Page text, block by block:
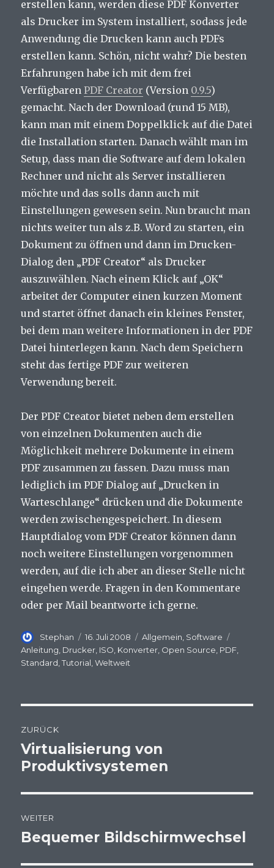
erstellen kann, werden diese PDF Konverter
als Drucker im System installiert, sodass jede
Anwendung die Drucken kann auch PDFs
erstellen kann. Schön, nicht wahr? Die besten
Erfahrungen habe ich mit dem frei
VerfügbarenPDF Creator (Version 0.9.5)
gemacht. Nach der Download (rund 15 MB),
kann man mit einem Doppelklick auf die Datei
die Installation starten. Danach wählt man im
Setup, dass man die Software auf dem lokalen
Rechner und nicht als Server installieren
möchte und das solls dann auch mit
Einstellungen gewesen sein. Nun braucht man
nichts weiter tun als z.B. Word zu starten, ein
Dokument zu öffnen und dann im Drucken-
Dialog den „PDF Creator“ als Drucker
auszuwählen. Nach einem Klick auf „OK“
arbeitet der Computer einen kurzen Moment
und startet öffnet danach ein kleines Fenster,
bei dem man weitere Informationen in der PDF
Datei hinterlegen kann. Nach dem Speichern
steht das fertige PDF zur weiteren
Verwendung bereit.
Der PDF Creator bietet neben dem erstellen
von einzelnen Dokumenten auch die
Möglichkeit mehrere Dokumente in einem
PDF zusammen zu fassen. Dazu muss man
lediglich im PDF Dialog auf „Drucken in
Warteschlange“ drücken und die Dokumente
werden zwischengespeichert. In diesem
Hauptdialog vom PDF Creator können dann
noch weitere Einstellungen vorgenommen
werden, auf die ich aber an dieser Stelle nicht
eingehen werde. Fragen in den Kommentare
oder per Mail beantworte ich gerne.
Autor
Stephan
Veröffentlicht
am
16. Juli 2008 Kategorien
Allgemein Software
Anleitung Drucker ISO Konverter Open Source PDF
Standard ,Tutorial ,Weltweit
ZURÜCK
Vorheriger
Beitrag:
Virtualisierung von
Produktivsystemen
WEITER
Nächster
Bequemer Bildschirmwechsel